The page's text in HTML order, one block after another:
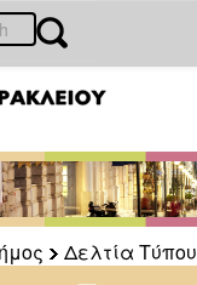
Δελτία Τύπου